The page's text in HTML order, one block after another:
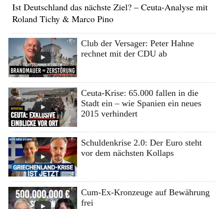
Ist Deutschland das nächste Ziel? – Ceuta-Analyse mit
Roland Tichy & Marco Pino
Club der Versager: Peter Hahne
rechnet mit der CDU ab
Ceuta-Krise: 65.000 fallen in die
Stadt ein – wie Spanien ein neues
2015 verhindert
Schuldenkrise 2.0: Der Euro steht
vor dem nächsten Kollaps
Cum-Ex-Kronzeuge auf Bewährung
frei